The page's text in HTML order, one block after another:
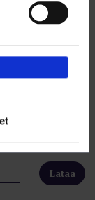
eteen